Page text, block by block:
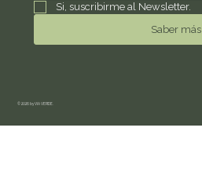
Si, suscribirme al Newsletter.
Saber más
© 2026 by VIA VERDE.